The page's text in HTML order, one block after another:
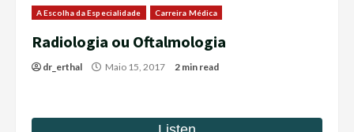
A Escolha da Especialidade Carreira Médica
Radiologia ou Oftalmologia
dr_erthal Maio 15, 2017 2 min read